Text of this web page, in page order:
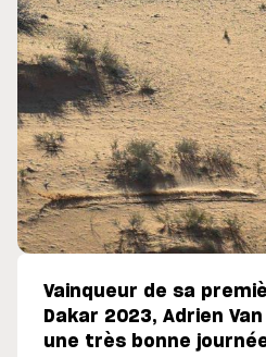
Vainqueur de sa
Dakar 2023, Adrien
une très bonne